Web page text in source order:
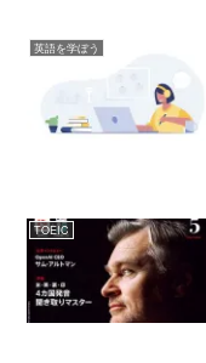
英語を学ぼう
TOEIC